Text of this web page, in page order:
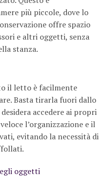
più piccole, dove lo
offre spazio
e altri oggetti, senza
stanza.
il letto è facilmente
Basta tirarla fuori dallo
accedere ai propri
l’organizzazione e il
evitando la necessità di
oggetti